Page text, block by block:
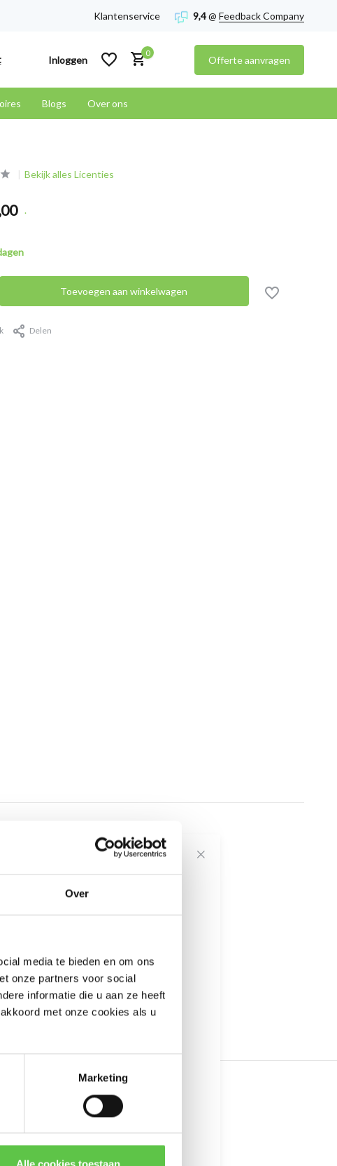
Over
media te bieden en om ons
onze partners voor social
informatie die u aan ze heeft
met onze cookies als u
Marketing
Klantenservice 9,4@ Feedback Company
Inloggen
0
Offerte aanvragen
Blogs Over ons
Bekijk alles Licenties
.
Toevoegen aan winkelwagen
Delen
voor onze